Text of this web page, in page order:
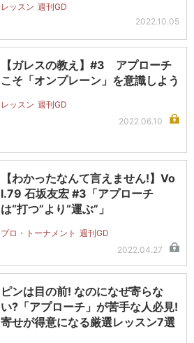
レッスン 週刊GD
2022.10.05
【ガレスの教え】#3 アプローチ
こそ「オンプレーン」を意識しよう
レッスン 週刊GD
2022.06.10
【わかったなんて言えません!】Vo
l.79 石坂友宏 #3「アプローチ
は“打つ”より“運ぶ”」
プロ・トーナメント 週刊GD
2022.04.27
ピンは目の前! なのになぜ寄らな
い?「アプローチ」が苦手な人必見!
寄せが得意になる厳選レッスン7選